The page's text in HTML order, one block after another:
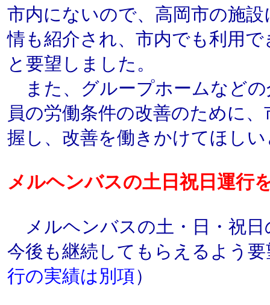
市内にないので、高岡市の施
情も紹介され、市内でも利用
と要望しました。
また、グループホームなどの
員の労働条件の改善のために
握し、改善を働きかけてほし
メルヘンバスの土日祝日運行
メルヘンバスの土・日・祝日
今後も継続してもらえるよう
行の実績は別項）